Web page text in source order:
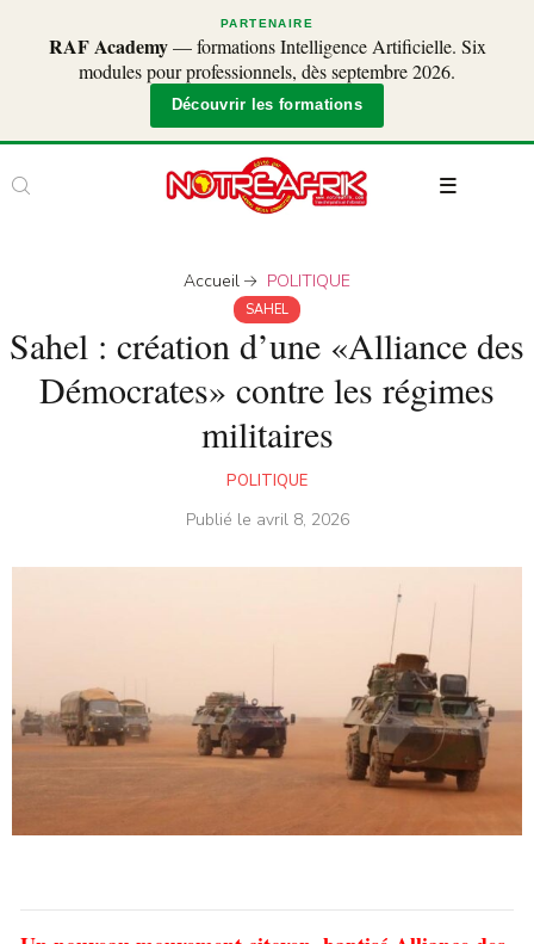
PARTENAIRE
RAF Academy— formations Intelligence Artificielle. Six
modules pour professionnels, dès septembre 2026.
Découvrir les formations
Accueil POLITIQUE
SAHEL
Sahel : création d’une «Alliance des
Démocrates» contre les régimes
militaires
POLITIQUE
Publié le avril 8, 2026